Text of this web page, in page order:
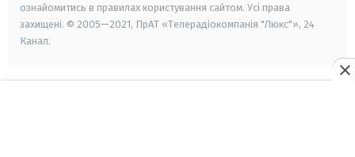
ознайомитись в правилах користування сайтом. Усі права
захищені. © 2005—2021, ПрАТ «Телерадіокомпанія "Люкс"», 24
Канал.